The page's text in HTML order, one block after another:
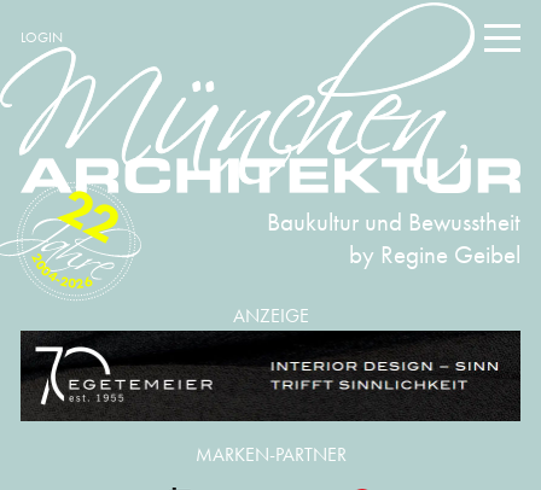
LOGIN
Baukultur und Bewusstheit
by Regine Geibel
2004-2026
22
ANZEIGE